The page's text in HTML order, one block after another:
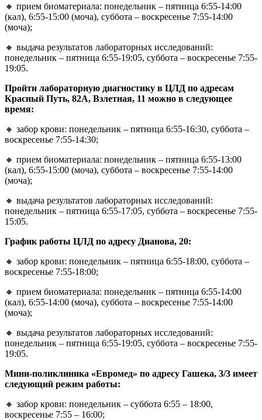
🔸 прием биоматериала: понедельник – пятница 6:55-14:00
(кал), 6:55-15:00 (моча), суббота – воскресенье 7:55-14:00
(моча);
🔸 выдача результатов лабораторных исследований:
понедельник – пятница 6:55-19:05, суббота – воскресенье 7:55-
19:05.
Пройти лабораторную диагностику в ЦЛД по адресам
Красный Путь, 82А, Взлетная, 11 можно в следующее
время:
🔸 забор крови: понедельник – пятница 6:55-16:30, суббота –
воскресенье 7:55-14:30;
🔸 прием биоматериала: понедельник – пятница 6:55-13:00
(кал), 6:55-15:00 (моча), суббота – воскресенье 7:55-14:00
(моча);
🔸 выдача результатов лабораторных исследований:
понедельник – пятница 6:55-17:05, суббота – воскресенье 7:55-
15:05.
График работы ЦЛД по адресу Дианова, 20:
🔸 забор крови: понедельник – пятница 6:55-18:00, суббота –
воскресенье 7:55-18:00;
🔸 прием биоматериала: понедельник – пятница 6:55-14:00
(кал), 6:55-14:00 (моча), суббота – воскресенье 7:55-14:00
(моча);
🔸 выдача результатов лабораторных исследований:
понедельник – пятница 6:55-19:05, суббота – воскресенье 7:55-
19:05.
Мини-поликлиника «Евромед» по адресу Гашека, 3/3 имеет
следующий режим работы:
🔸 забор крови: понедельник – суббота 6:55 – 18:00,
воскресенье 7:55 – 16:00;